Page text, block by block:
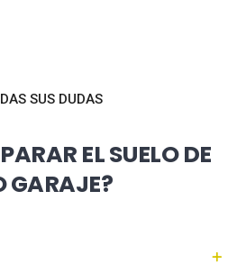
SUS DUDAS
EL SUELO DE
GARAJE?